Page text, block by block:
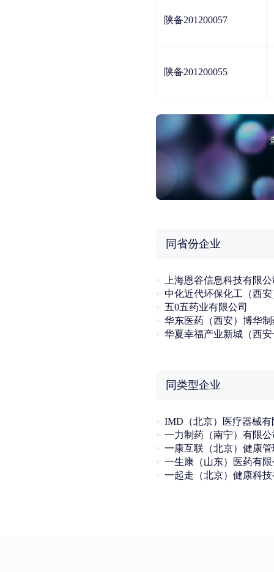
陕备201200057
陕备201200055
同省份企业
五0五药业有限公司
同类型企业
一力制药（南宁）有限公
一生康（山东）医药有